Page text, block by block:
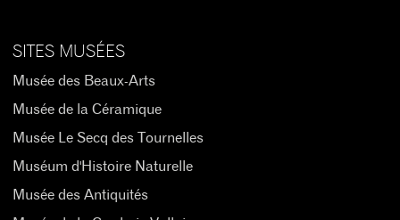
SITES MUSÉES
Musée des Beaux-Arts
Musée de la Céramique
Musée Le Secq des Tournelles
Muséum d'Histoire Naturelle
Musée des Antiquités